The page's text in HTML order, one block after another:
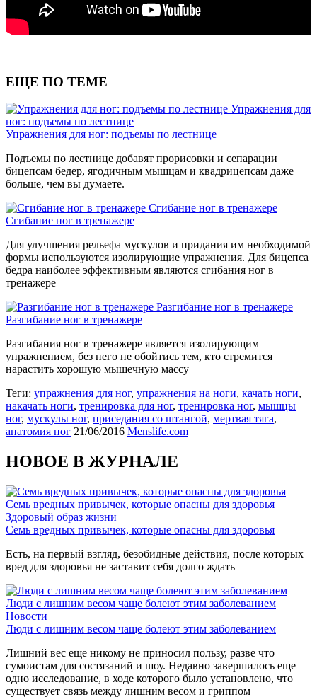
ЕЩЕ ПО ТЕМЕ
Упражнения для
ног: подъемы по лестнице
Упражнения для ног: подъемы по лестнице
Подъемы по лестнице добавят прорисовки и сепарации
бицепсам бедер, ягодичным мышцам и квадрицепсам даже
больше, чем вы думаете.
Сгибание ног в тренажере
Сгибание ног в тренажере
Для улучшения рельефа мускулов и придания им необходимой
формы используются изолирующие упражнения. Для бицепса
бедра наиболее эффективным являются сгибания ног в
тренажере
Разгибание ног в тренажере
Разгибание ног в тренажере
Разгибания ног в тренажере является изолирующим
упражнением, без него не обойтись тем, кто стремится
нарастить хорошую мышечную массу
Теги: упражнения для ног, упражнения на ноги, качать ноги,
накачать ноги, тренировка для ног, тренировка ног, мышцы
ног, мускулы ног, приседания со штангой, мертвая тяга,
анатомия ног 21/06/2016 Menslife.com
НОВОЕ В ЖУРНАЛЕ
Семь вредных привычек, которые опасны для здоровья
Здоровый образ жизни
Семь вредных привычек, которые опасны для здоровья
Есть, на первый взгляд, безобидные действия, после которых
вред для здоровья не заставит себя долго ждать
Люди с лишним весом чаще болеют этим заболеванием
Новости
Люди с лишним весом чаще болеют этим заболеванием
Лишний вес еще никому не приносил пользу, разве что
сумоистам для состязаний и шоу. Недавно завершилось еще
одно исследование, в ходе которого было установлено, что
существует связь между лишним весом и гриппом